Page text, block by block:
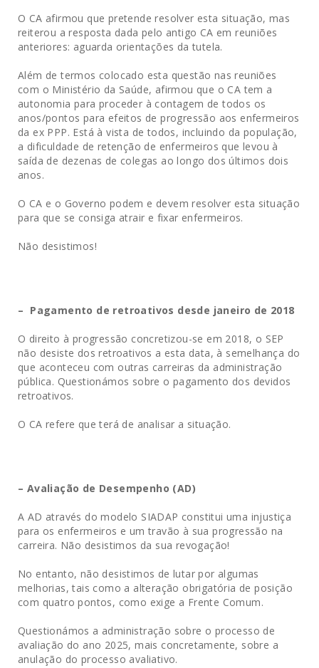
O CA afirmou que pretende resolver esta situação, mas
reiterou a resposta dada pelo antigo CA em reuniões
anteriores: aguarda orientações da tutela.
Além de termos colocado esta questão nas reuniões
com o Ministério da Saúde, afirmou que o CA tem a
autonomia para proceder à contagem de todos os
anos/pontos para efeitos de progressão aos enfermeiros
da ex PPP. Está à vista de todos, incluindo da população,
a dificuldade de retenção de enfermeiros que levou à
saída de dezenas de colegas ao longo dos últimos dois
anos.
O CA e o Governo podem e devem resolver esta situação
para que se consiga atrair e fixar enfermeiros.
Não desistimos!
– Pagamento de retroativos desde janeiro de 2018
O direito à progressão concretizou-se em 2018, o SEP
não desiste dos retroativos a esta data, à semelhança do
que aconteceu com outras carreiras da administração
pública. Questionámos sobre o pagamento dos devidos
retroativos.
O CA refere que terá de analisar a situação.
– Avaliação de Desempenho (AD)
A AD através do modelo SIADAP constitui uma injustiça
para os enfermeiros e um travão à sua progressão na
carreira. Não desistimos da sua revogação!
No entanto, não desistimos de lutar por algumas
melhorias, tais como a alteração obrigatória de posição
com quatro pontos, como exige a Frente Comum.
Questionámos a administração sobre o processo de
avaliação do ano 2025, mais concretamente, sobre a
anulação do processo avaliativo.